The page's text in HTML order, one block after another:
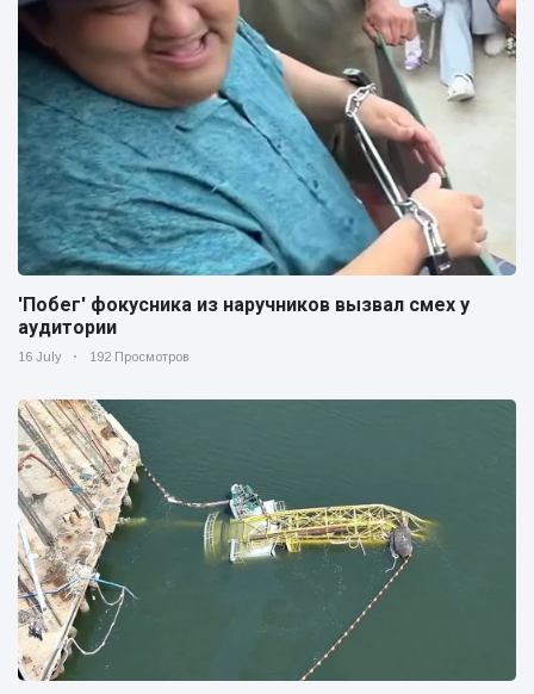
'Побег' фокусника из наручников вызвал смех у
аудитории
16 July 192 Просмотров